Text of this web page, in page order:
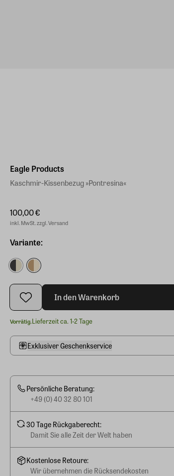
Eagle Products
Kaschmir-Kissenbezug »Pontresina«
100,00 €
inkl. MwSt. zzgl. Versand
Variante:
In den Warenkorb
Vorrätig.Lieferzeit ca. 1-2 Tage
Exklusiver Geschenkservice
Persönliche Beratung:
+49 (0) 40 32 80 101
30 Tage Rückgaberecht:
Damit Sie alle Zeit der Welt haben
Kostenlose Retoure:
Wir übernehmen die Rücksendekosten